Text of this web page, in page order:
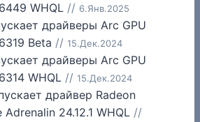
WHQL // 6.Янв.2025
драйверы Arc GPU
Beta // 15.Дек.2024
драйверы Arc GPU
WHQL // 15.Дек.2024
драйвер Radeon
24.12.1 WHQL //